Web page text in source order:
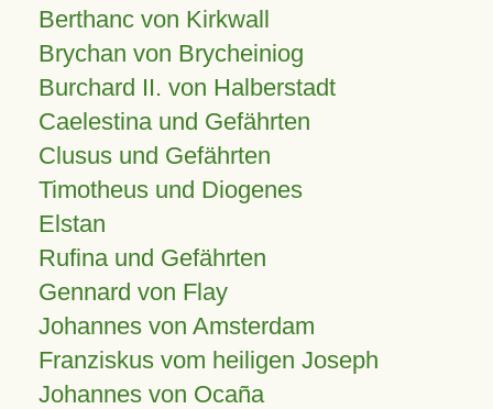
Berthanc von Kirkwall
Brychan von Brycheiniog
Burchard II. von Halberstadt
Caelestina und Gefährten
Clusus und Gefährten
Timotheus und Diogenes
Elstan
Rufina und Gefährten
Gennard von Flay
Johannes von Amsterdam
Franziskus vom heiligen Joseph
Johannes von Ocaña